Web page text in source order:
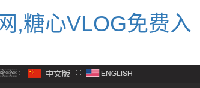
,糖心VLOG免费入
： ∷